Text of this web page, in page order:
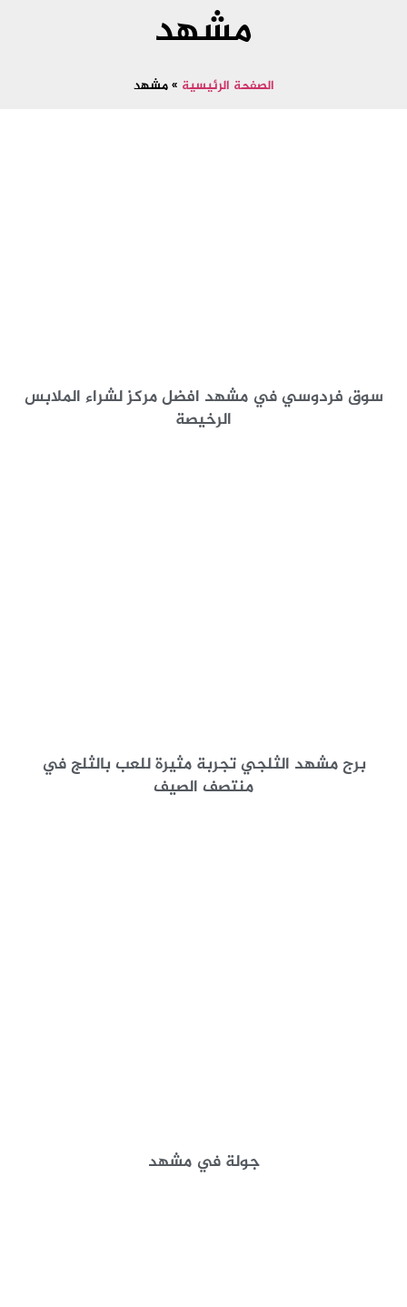
مشهد
الصفحة الرئيسية »مشهد
سوق فردوسي في مشهد افضل مركز لشراء الملابس
الرخيصة
برج مشهد الثلجي تجربة مثيرة للعب بالثلج في
منتصف الصيف
جولة في مشهد